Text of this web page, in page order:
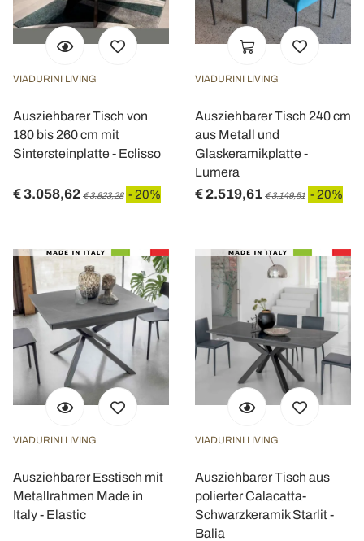
VIADURINI LIVING
Ausziehbarer Tisch von
180 bis 260 cm mit
Sintersteinplatte - Eclisso
€ 3.058,62 € 3.823,28 - 20%
VIADURINI LIVING
Ausziehbarer Tisch 240 cm
aus Metall und
Glaskeramikplatte -
Lumera
€ 2.519,61 € 3.149,51 - 20%
VIADURINI LIVING
Ausziehbarer Esstisch mit
Metallrahmen Made in
Italy - Elastic
VIADURINI LIVING
Ausziehbarer Tisch aus
polierter Calacatta-
Schwarzkeramik Starlit -
Balia